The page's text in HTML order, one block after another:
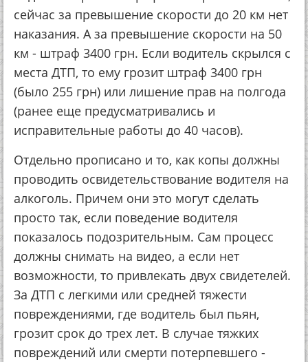
сейчас за превышение скорости до 20 км нет
наказания. А за превышение скорости на 50
км - штраф 3400 грн. Если водитель скрылся с
места ДТП, то ему грозит штраф 3400 грн
(было 255 грн) или лишение прав на полгода
(ранее еще предусматривались и
исправительные работы до 40 часов).
Отдельно прописано и то, как копы должны
проводить освидетельствование водителя на
алкоголь. Причем они это могут сделать
просто так, если поведение водителя
показалось подозрительным. Сам процесс
должны снимать на видео, а если нет
возможности, то привлекать двух свидетелей.
За ДТП с легкими или средней тяжести
повреждениями, где водитель был пьян,
грозит срок до трех лет. В случае тяжких
повреждений или смерти потерпевшего -